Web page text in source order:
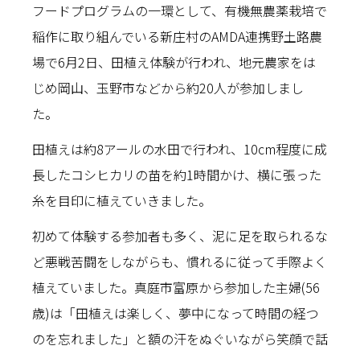
フードプログラムの一環として、有機無農薬栽培で
稲作に取り組んでいる新庄村のAMDA連携野土路農
場で6月2日、田植え体験が行われ、地元農家をは
じめ岡山、玉野市などから約20人が参加しまし
た。
田植えは約8アールの水田で行われ、10cm程度に成
長したコシヒカリの苗を約1時間かけ、横に張った
糸を目印に植えていきました。
初めて体験する参加者も多く、泥に足を取られるな
ど悪戦苦闘をしながらも、慣れるに従って手際よく
植えていました。真庭市富原から参加した主婦(56
歳)は「田植えは楽しく、夢中になって時間の経つ
のを忘れました」と額の汗をぬぐいながら笑顔で話